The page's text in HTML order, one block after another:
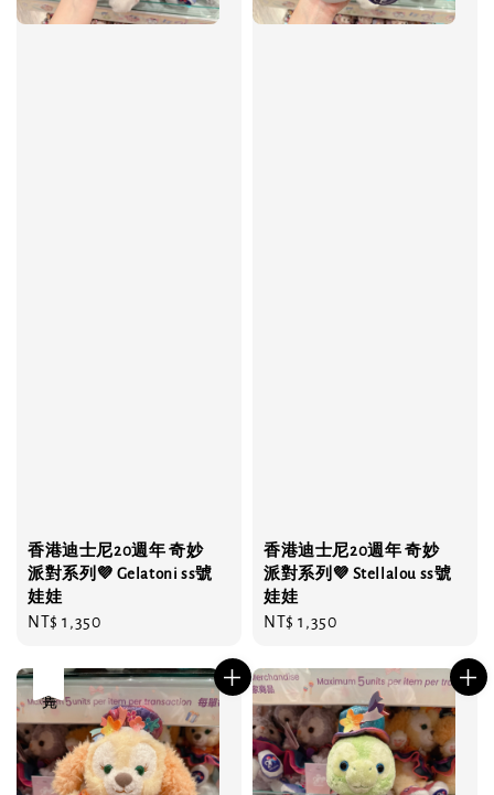
香港迪士尼20週年 奇妙
派對系列💜 Gelatoni ss號
娃娃
Regular
NT$ 1,350
香港迪士尼20週年 奇妙
派對系列💜 Stellalou ss號
娃娃
Regular
NT$ 1,350